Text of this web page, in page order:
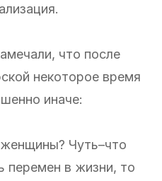
что после
некоторое время
иначе:
Чуть–что
перемен в жизни, то